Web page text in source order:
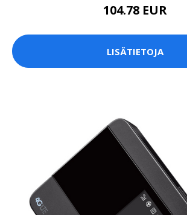
104.78 EUR
LISÄTIETOJA